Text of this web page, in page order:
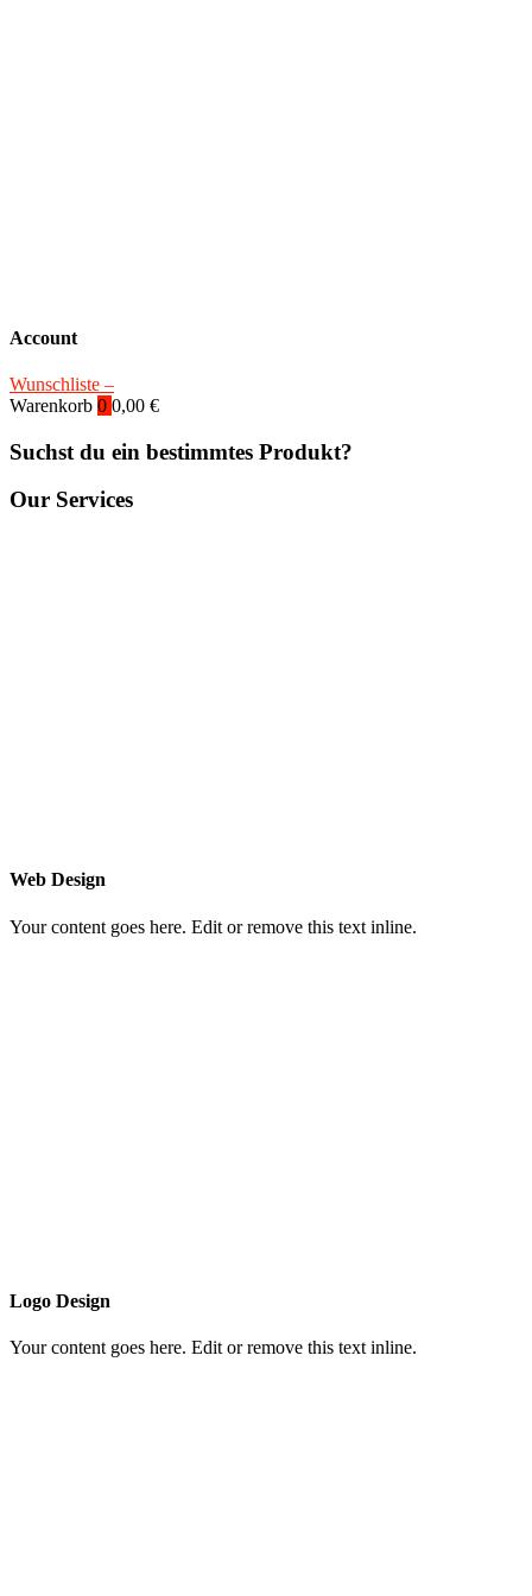
Account
Wunschliste –
Warenkorb 0 0,00 €
Suchst du ein bestimmtes Produkt?
Our Services
Web Design
Your content goes here. Edit or remove this text inline.
Logo Design
Your content goes here. Edit or remove this text inline.